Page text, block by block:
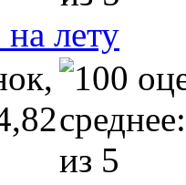
лету